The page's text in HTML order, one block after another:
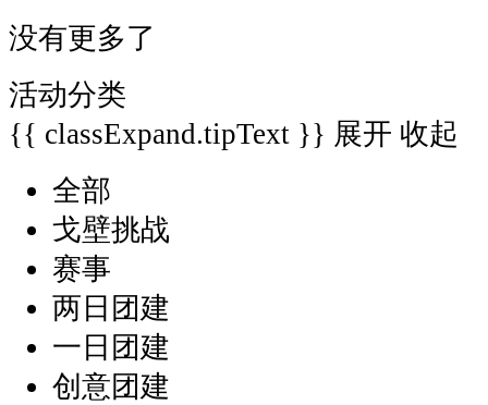
没有更多了
活动分类
{{ classExpand.tipText }} 展开 收起
全部
戈壁挑战
赛事
两日团建
一日团建
创意团建